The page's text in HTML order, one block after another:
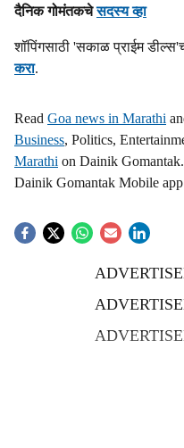
दैनिक गोमंतकचेसदस्य व्हा
शॉपिंगसाठी 'सकाळ प्राईम
करा.
Read Goa news in Marathi
Business, Politics,
Marathi on Dainik
Dainik Gomantak Mobile